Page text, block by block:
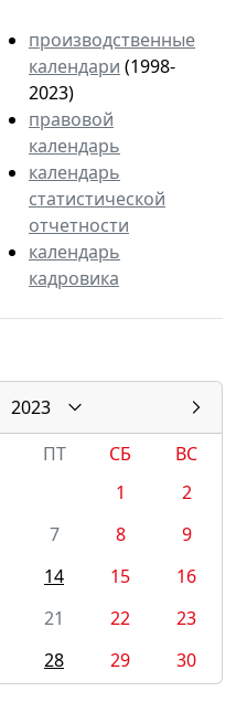
производственные
календари (1998-
2023)
правовой
календарь
календарь
статистической
отчетности
календарь
кадровика
2023
ПТ СБ
ВС
1
2
7 8
9
14 15
16
21 22
23
28 29 30